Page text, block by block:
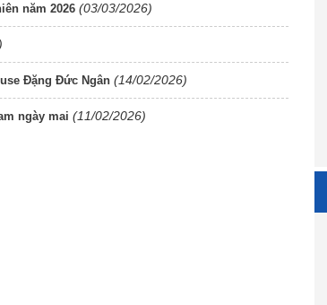
năm 2026 (03/03/2026)
Đặng Đức Ngân (14/02/2026)
ngày mai (11/02/2026)